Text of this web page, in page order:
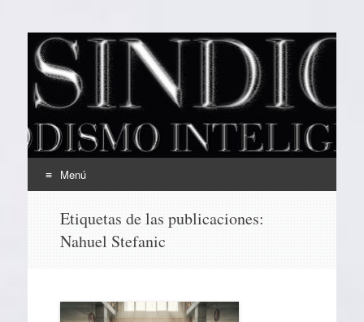
EL SINDICAL
Periodismo Inteligente
Menú
contenido
Etiquetas de las publicaciones:
Nahuel Stefanic